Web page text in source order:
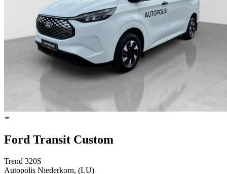
Ford Transit Custom
Trend 320S
Autopolis Niederkorn, (LU)